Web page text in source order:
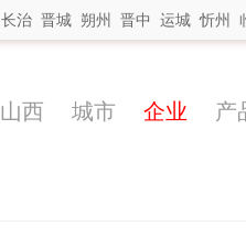
长治 晋城 朔州 晋中 运城 忻州
山西 城市 企业 产